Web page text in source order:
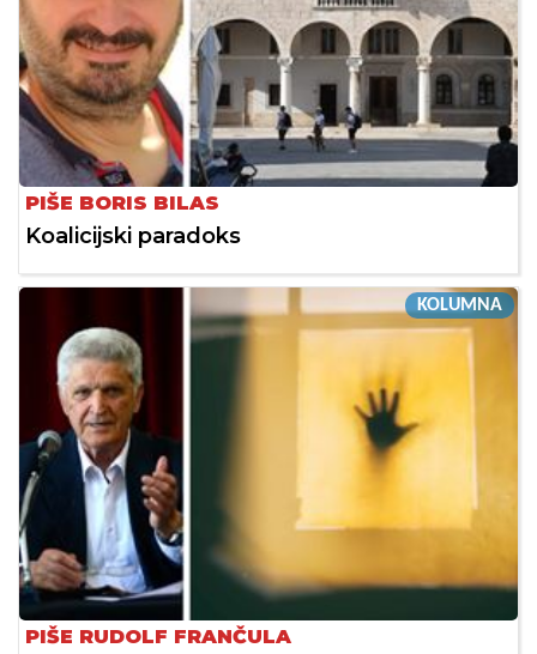
PIŠE BORIS BILAS
Koalicijski paradoks
KOLUMNA
PIŠE RUDOLF FRANČULA